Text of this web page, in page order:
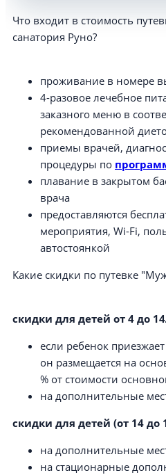
Что входит в стоимость
санатория Руно?
проживание в номере
4-разовое лечебное
заказного меню в
рекомендованной
приемы врачей,
процедуры по
плавание в закрытом
врача
предоставляются
мероприятия, Wi-Fi,
автостоянкой
Какие скидки по путевке
скидки для детей от 4 до
если ребенок
он размещается на
% от стоимости
на дополнительные
скидки для детей (от 14 до
на дополнительные
на стационарные